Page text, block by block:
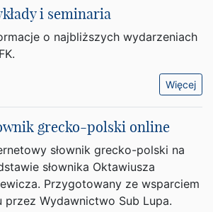
i seminaria
o najbliższych wydarzeniach
Więcej
grecko-polski online
słownik grecko-polski na
słownika Oktawiusza
Przygotowany ze wsparciem
przez Wydawnictwo Sub Lupa.